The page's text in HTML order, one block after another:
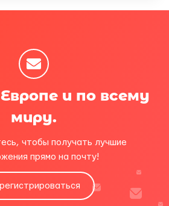
и по всему
миру.
чтобы получать лучшие
прямо на почту!